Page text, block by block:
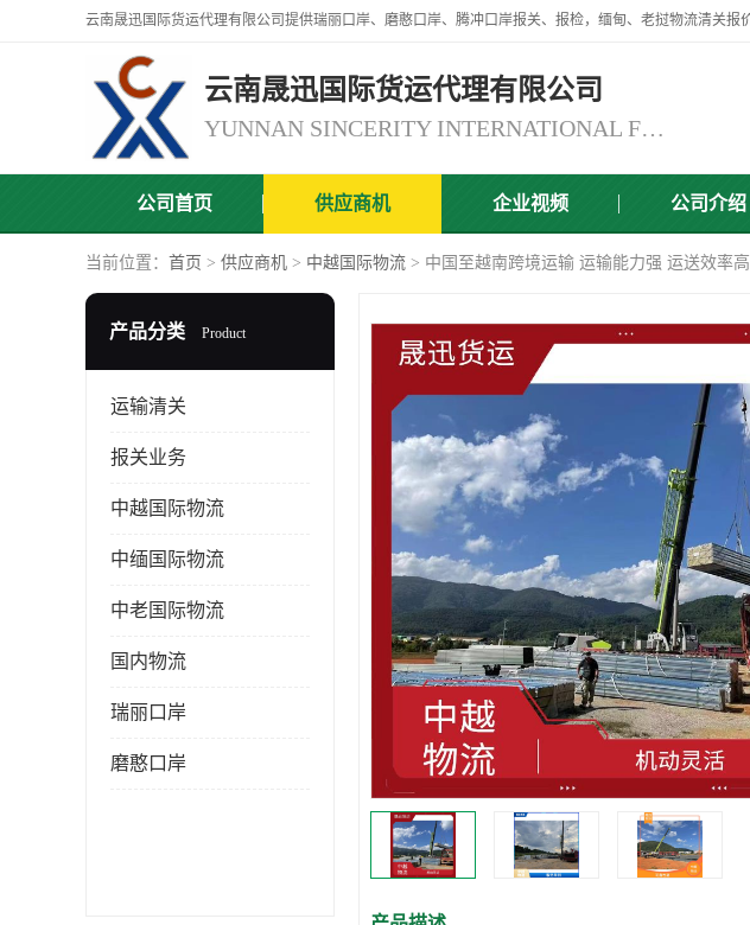
云南晟迅国际货运代理有限公司
YUNNAN SINCERITY INTERNATIONAL FREIGHT FOR WARDING CO.,LTD
公司首页 供应商机 企业视频 公司介绍
当前位置： 首页 > 供应商机 > 中越国际物流 > 中国至越南跨境运输 运输能力强 运送效率高
产品分类 Product
运输清关
报关业务
中越国际物流
中缅国际物流
中老国际物流
国内物流
瑞丽口岸
磨憨口岸